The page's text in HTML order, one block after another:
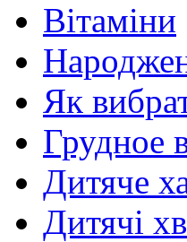
Вітаміни
Як
Грудное
Дитяче
Дитячі